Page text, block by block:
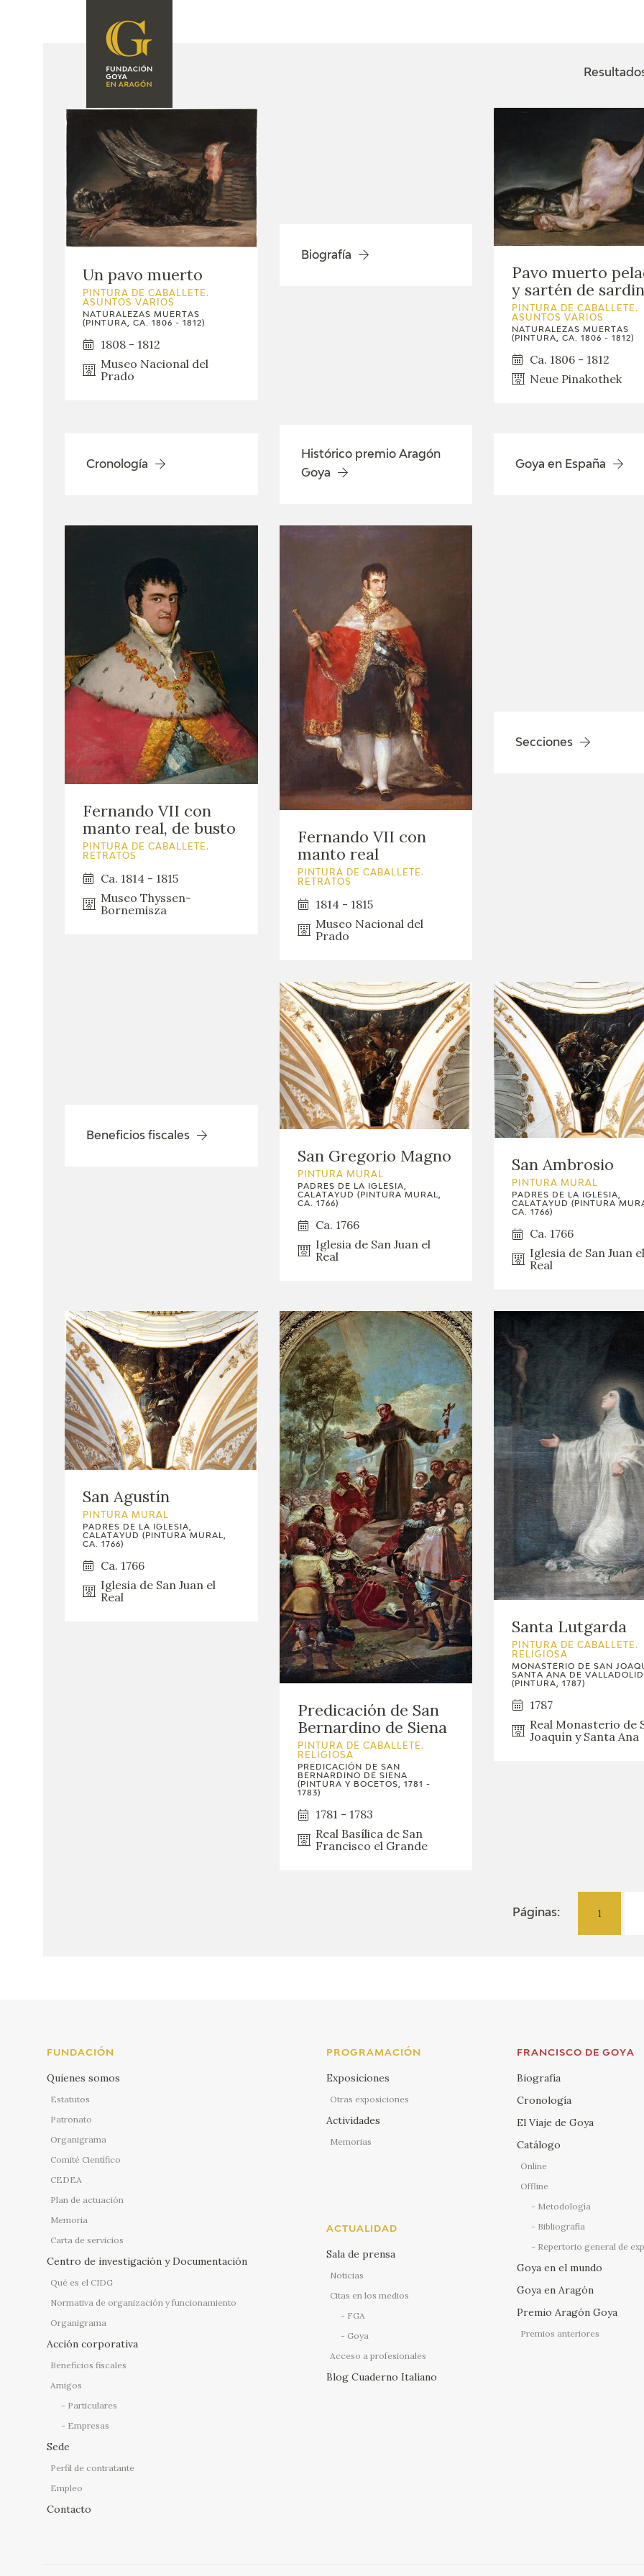
FUNDACIÓN
CENTRO DE
INVESTIGACIÓN Y
DOCUMENTACIÓN
CORPORATIVA
SEDE
CONTACTO
ACTIVIDADES
PREMIO ARAGÓN
EDICIONES
Un pavo muerto
PINTURA DE CABALLETE.
ASUNTOS VARIOS
NATURALEZAS MUERTAS
(PINTURA, CA. 1806 - 1812)
1808 - 1812
Museo Nacional del
Prado
Biografía
Pavo muerto
y sartén de
PINTURA DE CABALLETE.
ASUNTOS VARIOS
NATURALEZAS MUERTAS
(PINTURA, CA. 1806 - 1812)
Ca. 1806 - 1812
Neue Pinakothek
Cronología
Histórico premio Aragón
Goya
Goya en España
Fernando VII con
manto real, de busto
PINTURA DE CABALLETE.
RETRATOS
Ca. 1814 - 1815
Museo Thyssen-
Bornemisza
Fernando VII con
manto real
PINTURA DE CABALLETE.
RETRATOS
1814 - 1815
Museo Nacional del
Prado
Secciones
Beneficios fiscales
San Gregorio Magno
PINTURA MURAL
PADRES DE LA IGLESIA,
CALATAYUD (PINTURA MURAL,
CA. 1766)
Ca. 1766
Iglesia de San Juan el
Real
San Ambrosio
PINTURA MURAL
PADRES DE LA IGLESIA,
CALATAYUD (PINTURA
CA. 1766)
Ca. 1766
Iglesia de San Juan el
Real
San Agustín
PINTURA MURAL
PADRES DE LA IGLESIA,
CALATAYUD (PINTURA MURAL,
CA. 1766)
Ca. 1766
Iglesia de San Juan el
Real
Predicación de San
Bernardino de Siena
PINTURA DE CABALLETE.
RELIGIOSA
PREDICACIÓN DE SAN
BERNARDINO DE SIENA
(PINTURA Y BOCETOS, 1781 -
1783)
1781 - 1783
Real Basílica de San
Francisco el Grande
Santa Lutgarda
PINTURA DE CABALLETE.
RELIGIOSA
MONASTERIO DE SAN
SANTA ANA DE VALLADOLID
(PINTURA, 1787)
1787
Real Monasterio de
Joaquín y Santa Ana
Páginas: 1
FUNDACIÓN
Quienes somos
Estatutos
Patronato
Organigrama
Comité Científico
CEDEA
Plan de actuación
Memoria
Carta de servicios
Centro de investigación y Documentación
Qué es el CIDG
Normativa de organización y funcionamiento
Organigrama
Acción corporativa
Beneficios fiscales
Amigos
Particulares
Empresas
Sede
Perfil de contratante
Empleo
Contacto
PROGRAMACIÓN
Exposiciones
Otras exposiciones
Actividades
Memorias
ACTUALIDAD
Sala de prensa
Noticias
Citas en los medios
FGA
Goya
Acceso a profesionales
Blog Cuaderno Italiano
FRANCISCO DE GOYA
Biografía
Cronología
El Viaje de Goya
Catálogo
Online
Offline
Metodología
Bibliografía
Repertorio general de
Goya en el mundo
Goya en Aragón
Premio Aragón Goya
Premios anteriores